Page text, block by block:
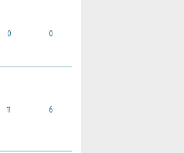
0 0
11 6